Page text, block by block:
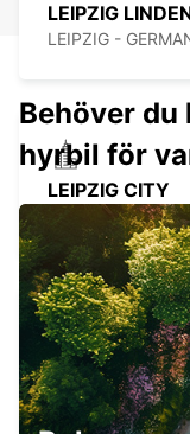
LEIPZIG
LEIPZIG -
LEIPZIG CITY
LEIPZIG -
ZEITZ
ZEITZ - GERMANY
Behöver du
hyrbil för